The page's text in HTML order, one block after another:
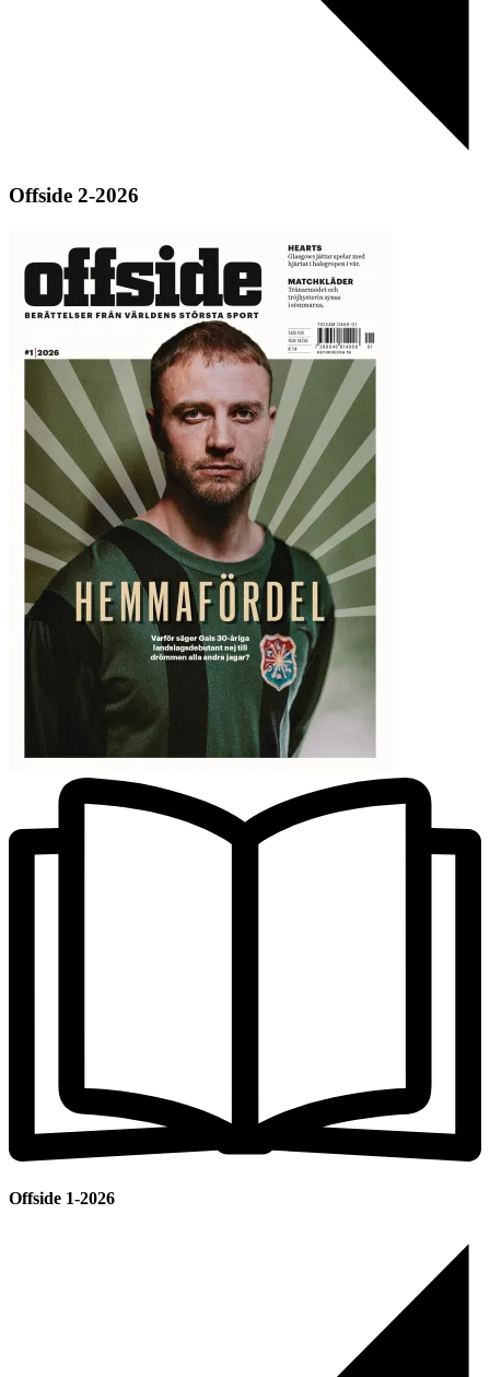
Offside 2-2026
Offside 1-2026